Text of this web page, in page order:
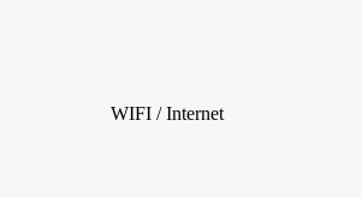
WIFI / Internet